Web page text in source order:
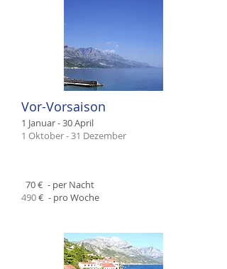
Vor-Vorsaison
1 Januar- 30 April
1 Oktober - 31 Dezember
​​ 70€ - per Nacht
490€ - pro Woche